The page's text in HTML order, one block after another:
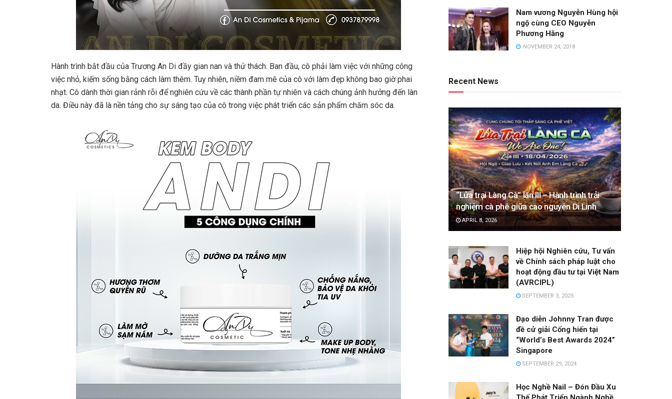
Hành trình bắt đầu của Trương An Di đầy gian nan và thử thách. Ban đầu, cô phải làm việc với những công
việc nhỏ, kiếm sống bằng cách làm thêm. Tuy nhiên, niềm đam mê của cô với làm đẹp không bao giờ phai
nhạt. Cô dành thời gian rảnh rỗi để nghiên cứu về các thành phần tự nhiên và cách chúng ảnh hưởng đến làn
da. Điều này đã là nền tảng cho sự sáng tạo của cô trong việc phát triển các sản phẩm chăm sóc da.
Nam vương Nguyễn Hùng hội
ngộ cùng CEO Nguyễn
Phương Hằng
NOVEMBER 24, 2018
Recent News
“Lửa trại Làng Cà” lần III – Hành trình trải
nghiệm cà phê giữa cao nguyên Di Linh
APRIL 8, 2026
Hiệp hội Nghiên cứu, Tư vấn
về Chính sách pháp luật cho
hoạt động đầu tư tại Việt Nam
(AVRCIPL)
SEPTEMBER 3, 2025
Đạo diễn Johnny Tran được
đề cử giải Cống hiến tại
“World’s Best Awards 2024”
Singapore
SEPTEMBER 29, 2024
Học Nghề Nail – Đón Đầu Xu